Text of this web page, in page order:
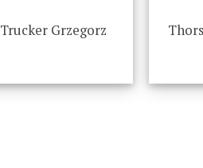
Trucker Grzegorz